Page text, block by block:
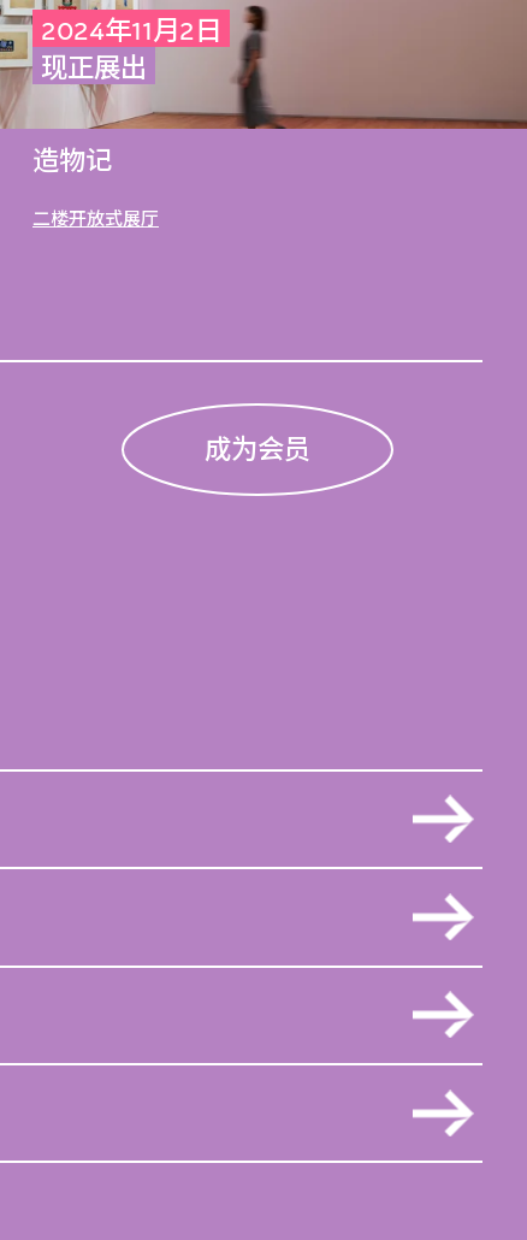
2024年11月2日
现正展出
造物记
二楼开放式展厅
成为会员